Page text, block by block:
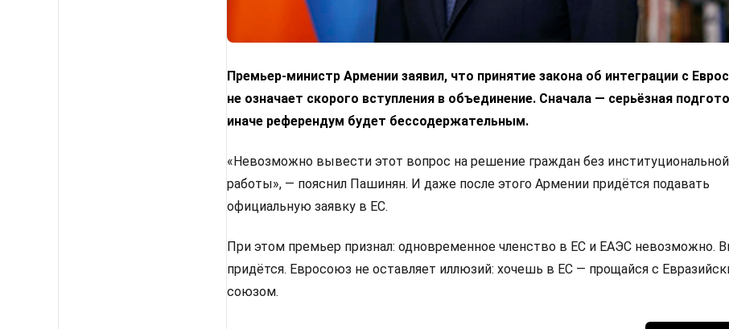
Премьер-министр Армении заявил, что принятие закона об интеграции с
не означает скорого вступления в объединение. Сначала — серьёзная
иначе референдум будет бессодержательным.
«Невозможно вывести этот вопрос на решение граждан без институциональной
работы», — пояснил Пашинян. И даже после этого Армении придётся подавать
официальную заявку в ЕС.
При этом премьер признал: одновременное членство в ЕС и ЕАЭС невозможно.
придётся. Евросоюз не оставляет иллюзий: хочешь в ЕС — прощайся с
союзом.